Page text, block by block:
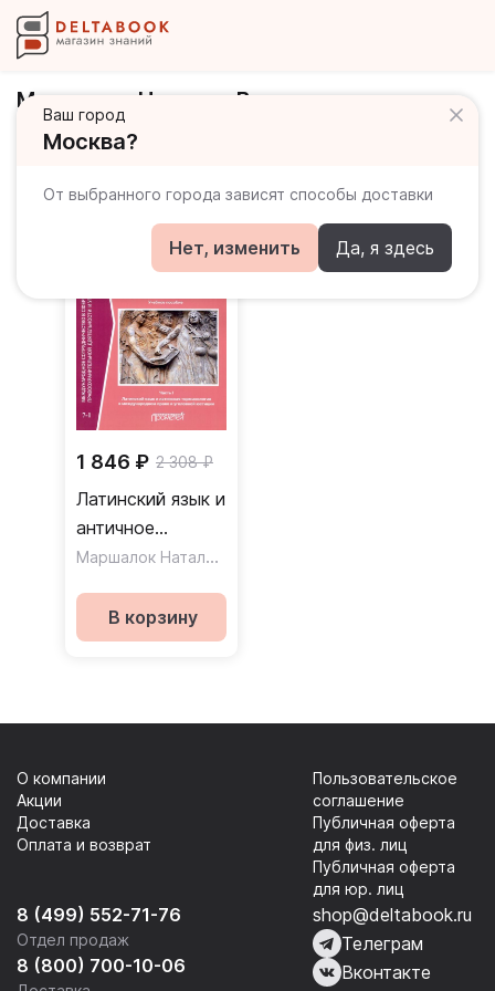
Ваш город
Москва?
От выбранного города зависят способы доставки
Нет, изменить Да, я здесь
Маршалок Наталия Владимировна
Книги автора
1 846 ₽ 2 308 ₽
Латинский язык и
античное
наследие в
уголовной
юстиции. Часть 1
Маршалок Наталия Владимировна
В корзину
8 (499) 552-71-76
Отдел продаж
8 (800) 700-10-06
О компании
Акции
Доставка
Оплата и возврат
Пользовательское
соглашение
Публичная оферта
для физ. лиц
Публичная оферта
для юр. лиц
shop@deltabook.ru
Телеграм
Вконтакте